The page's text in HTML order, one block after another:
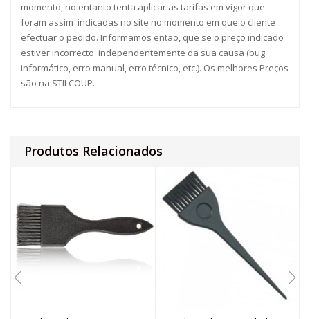
momento, no entanto tenta aplicar as tarifas em vigor que
foram assim indicadas no site no momento em que o cliente
efectuar o pedido. Informamos então, que se o preço indicado
estiver incorrecto independentemente da sua causa (bug
informático, erro manual, erro técnico, etc.). Os melhores Preços
são na STILCOUP.
Produtos Relacionados